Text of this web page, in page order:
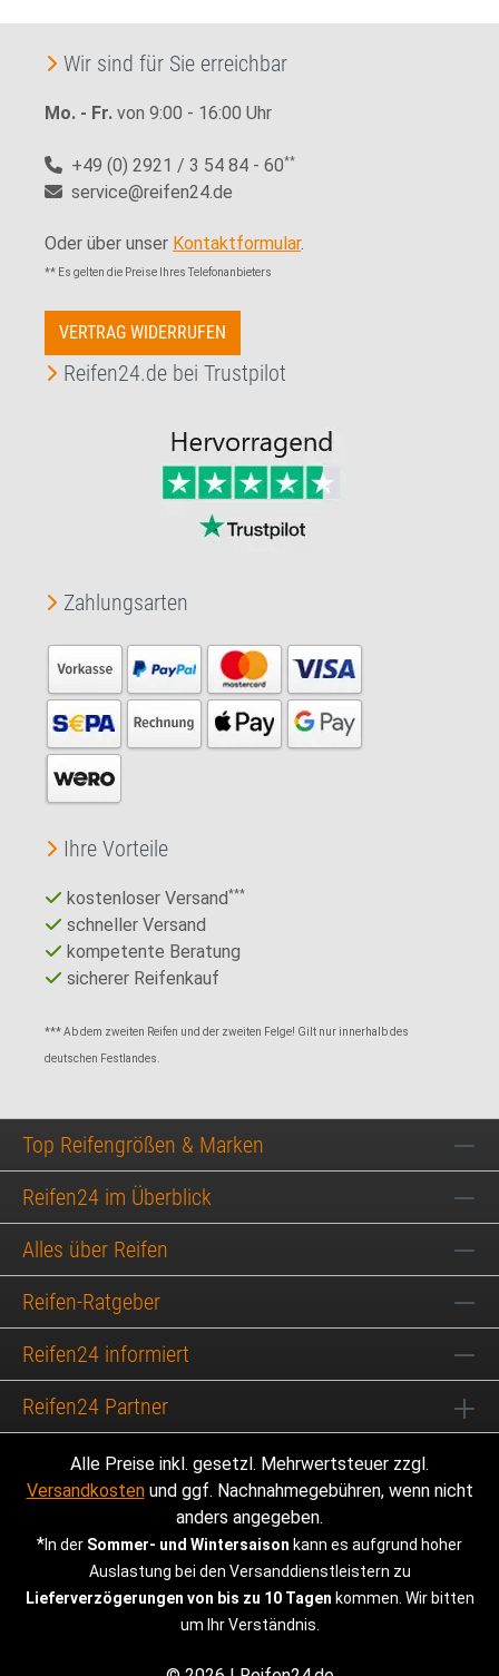
Wir sind für Sie erreichbar
Mo. - Fr. von 9:00 - 16:00 Uhr
+49 (0) 2921 / 3 54 84 - 60**
service@reifen24.de
Oder über unser Kontaktformular.
** Es gelten die Preise Ihres Telefonanbieters
VERTRAG WIDERRUFEN
Reifen24.de bei Trustpilot
Zahlungsarten
Ihre Vorteile
kostenloser Versand***
schneller Versand
kompetente Beratung
sicherer Reifenkauf
*** Ab dem zweiten Reifen und der zweiten Felge! Gilt nur innerhalb des
deutschen Festlandes.
Top Reifengrößen & Marken
Reifen24 im Überblick
Alles über Reifen
Reifen-Ratgeber
Reifen24 informiert
Reifen24 Partner
Alle Preise inkl. gesetzl. Mehrwertsteuer zzgl.
Versandkostenund ggf. Nachnahmegebühren, wenn nicht
anders angegeben.
*In der Sommer- und Wintersaison kann es aufgrund hoher
Auslastung bei den Versanddienstleistern zu
Lieferverzögerungen von bis zu 10 Tagen kommen. Wir bitten
um Ihr Verständnis.